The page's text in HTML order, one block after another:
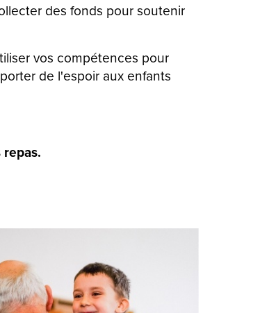
des fonds pour soutenir
vos compétences pour
de l'espoir aux enfants